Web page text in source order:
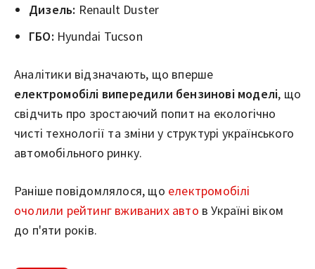
Дизель: Renault Duster
ГБО: Hyundai Tucson
Аналітики відзначають, що вперше
електромобілі випередили бензинові моделі, що
свідчить про зростаючий попит на екологічно
чисті технології та зміни у структурі українського
автомобільного ринку.
Раніше повідомлялося, що електромобілі
очолили рейтинг вживаних авто в Україні віком
до п'яти років.